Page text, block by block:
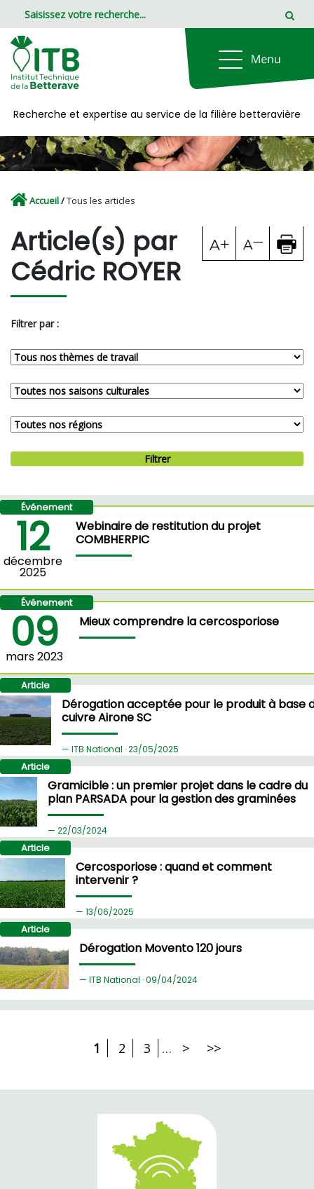
Recherche et expertise au service de la filière betteravière
Accueil/Tous les articles
Article(s) par
Cédric ROYER
Filtrer par :
Filtrer
12
décembre
2025
Événement
Webinaire de restitution du projet
COMBHERPIC
09
mars 2023
Événement
Mieux comprendre la cercosporiose
Article
Dérogation acceptée pour le produit à base
cuivre Airone SC
ITB National ·23/05/2025
Article
Gramicible : un premier projet dans le cadre du
plan PARSADA pour la gestion des graminées
22/03/2024
Article
Cercosporiose : quand et comment
intervenir ?
13/06/2025
Article
Dérogation Movento 120 jours
ITB National ·09/04/2024
1 2 3 … > >>
Panneau de gestion des cookies